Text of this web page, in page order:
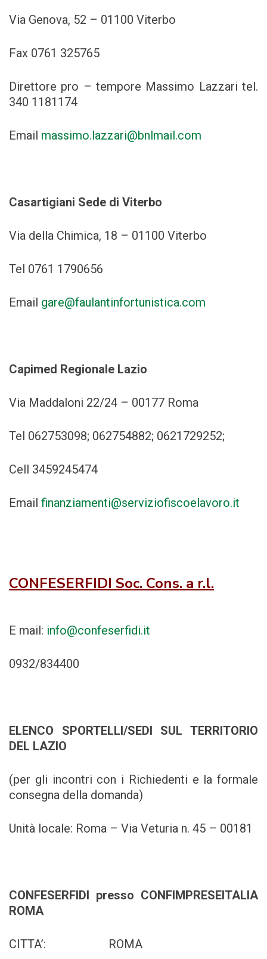
Via Genova, 52 – 01100 Viterbo
Fax 0761 325765
Direttore pro – tempore Massimo Lazzari tel.
340 1181174
Email massimo.lazzari@bnlmail.com
Casartigiani Sede di Viterbo
Via della Chimica, 18 – 01100 Viterbo
Tel 0761 1790656
Email gare@faulantinfortunistica.com
Capimed Regionale Lazio
Via Maddaloni 22/24 – 00177 Roma
Tel 062753098; 062754882; 0621729252;
Cell 3459245474
Email finanziamenti@serviziofiscoelavoro.it
CONFESERFIDI Soc. Cons. a r.l.
E mail: info@confeserfidi.it
0932/834400
ELENCO SPORTELLI/SEDI SUL TERRITORIO
DEL LAZIO
(per gli incontri con i Richiedenti e la formale
consegna della domanda)
Unità locale: Roma – Via Veturia n. 45 – 00181
CONFESERFIDI presso CONFIMPRESEITALIA
ROMA
CITTA’: ROMA